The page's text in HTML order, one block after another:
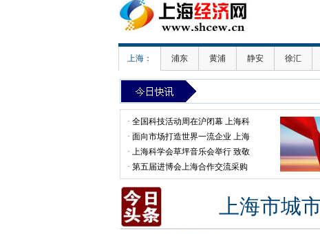
上海： 浦东 黄浦 静安 徐汇
· 全国科技活动周在沪闭幕 上海科
· 面向市场打造世界一流企业 上海
· 上海科学会草坪音乐会举行 致敬
· 第五届进博会上海合作交流采购
上海市城